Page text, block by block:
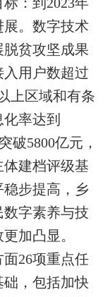
展。数字技术
贫攻坚成果
用户数超过
上区域和有条
率达到
破5800亿元，
建档评级基
步提高，乡
字素养与技
加凸显。
面26项重点任
，包括加快